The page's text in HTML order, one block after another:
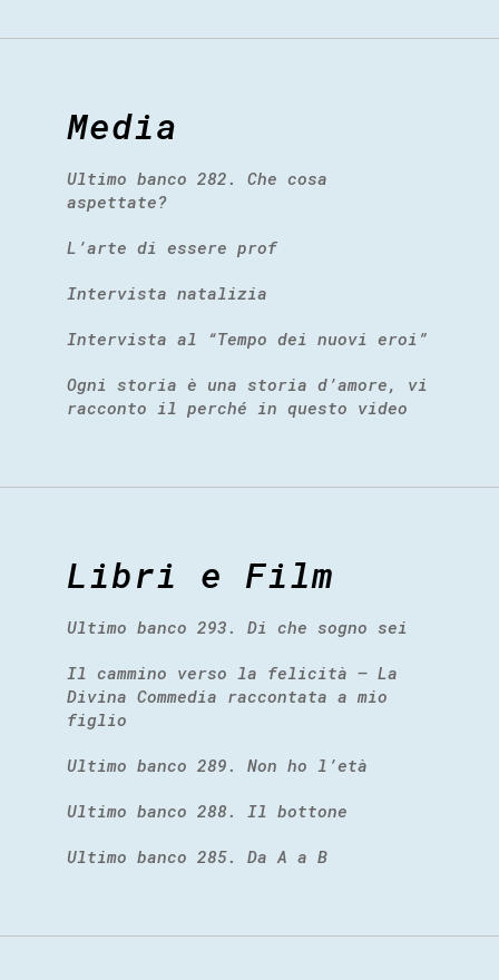
Media
Ultimo banco 282. Che cosa
aspettate?
L’arte di essere prof
Intervista natalizia
Intervista al “Tempo dei nuovi eroi”
Ogni storia è una storia d’amore, vi
racconto il perché in questo video
Libri e Film
Ultimo banco 293. Di che sogno sei
Il cammino verso la felicità – La
Divina Commedia raccontata a mio
figlio
Ultimo banco 289. Non ho l’età
Ultimo banco 288. Il bottone
Ultimo banco 285. Da A a B